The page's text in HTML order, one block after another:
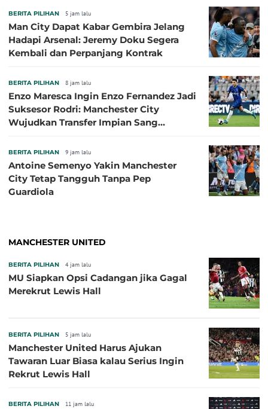
BERITA PILIHAN 5 jam lalu
Man City Dapat Kabar Gembira Jelang
Hadapi Arsenal: Jeremy Doku Segera
Kembali dan Perpanjang Kontrak
BERITA PILIHAN 8 jam lalu
Enzo Maresca Ingin Enzo Fernandez Jadi
Suksesor Rodri: Manchester City
Wujudkan Transfer Impian Sang
BERITA PILIHAN 9 jam lalu
Antoine Semenyo Yakin Manchester
City Tetap Tangguh Tanpa Pep
Guardiola
MANCHESTER UNITED
BERITA PILIHAN 4 jam lalu
MU Siapkan Opsi Cadangan jika Gagal
Merekrut Lewis Hall
BERITA PILIHAN 5 jam lalu
Manchester United Harus Ajukan
Tawaran Luar Biasa kalau Serius Ingin
Rekrut Lewis Hall
BERITA PILIHAN 11 jam lalu